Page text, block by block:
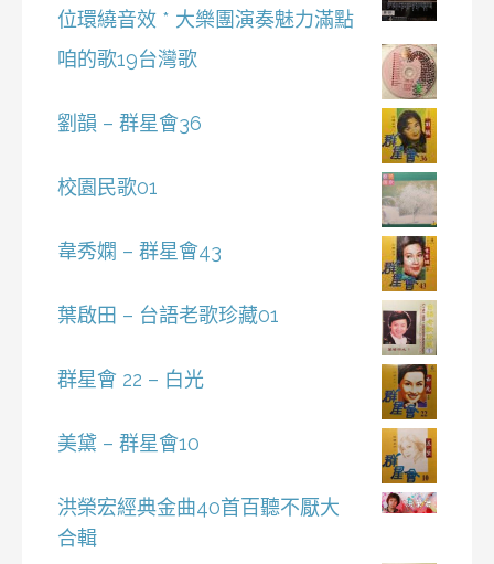
位環繞音效 * 大樂團演奏魅力滿點
咱的歌19台灣歌
劉韻 – 群星會36
校園民歌01
韋秀嫻 – 群星會43
葉啟田 – 台語老歌珍藏01
群星會 22 – 白光
美黛 – 群星會10
洪榮宏經典金曲40首百聽不厭大
合輯